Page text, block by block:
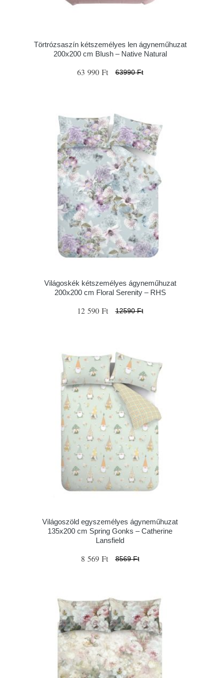
Törtrózsaszín kétszemélyes len ágyneműhuzat
200x200 cm Blush – Native Natural
63 990 Ft 63990 Ft
Világoskék kétszemélyes ágyneműhuzat
200x200 cm Floral Serenity – RHS
12 590 Ft 12590 Ft
Világoszöld egyszemélyes ágyneműhuzat
135x200 cm Spring Gonks – Catherine
Lansfield
8 569 Ft 8569 Ft